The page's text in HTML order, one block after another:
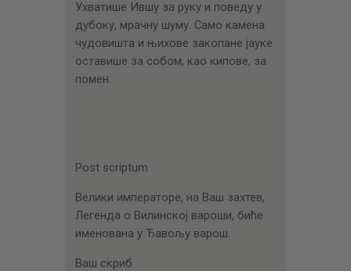
Ухватише Ившу за руку и поведу у
дубоку, мрачну шуму. Само камена
чудовишта и њихове закопане јауке
оставише за собом, као кипове, за
помен.
Post scriptum
Велики императоре, на Ваш захтев,
Легенда о Вилинској вароши, биће
именована у Ђавољу варош.
Ваш скриб